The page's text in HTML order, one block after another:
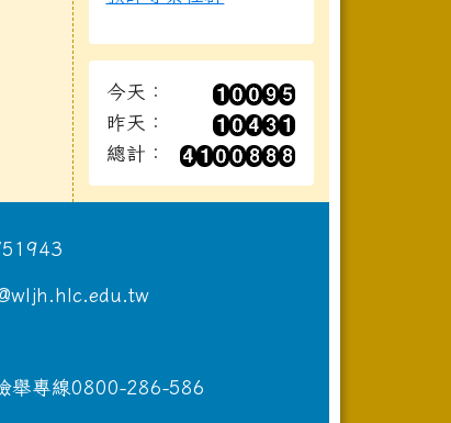
今天：
昨天：
總計：
舉專線0800-286-586